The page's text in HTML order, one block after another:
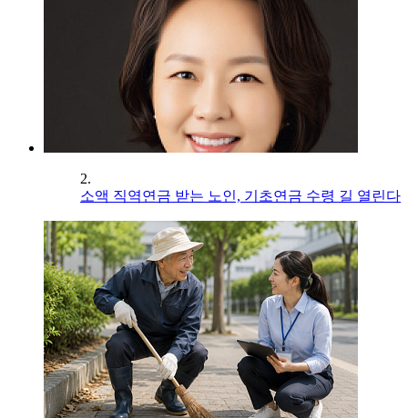
2.
소액 직역연금 받는 노인, 기초연금 수령 길 열린다